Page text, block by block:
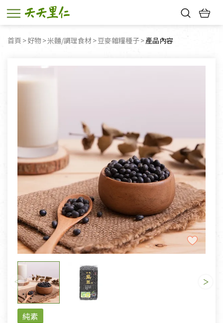
首頁 好物 米麵/調理食材 豆麥雜糧種子 目前頁面：
產品內容
純素